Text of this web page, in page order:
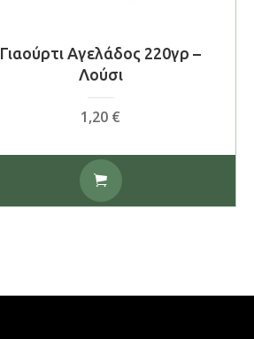
Γιαούρτι Αγελάδος 220γρ –
Λούσι
1,20 €